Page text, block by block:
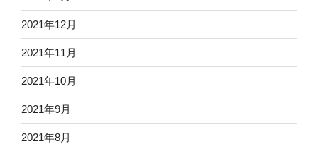
2021年12月
2021年11月
2021年10月
2021年9月
2021年8月